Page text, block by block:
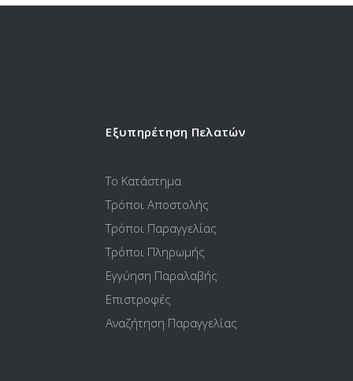
Εξυπηρέτηση Πελατών
Το Κατάστημα
Τρόποι Αποστολής
Τρόποι Παραγγελίας
Τρόποι Πληρωμής
Εγγύηση Παραλαβής
Επιστροφές
Αναζήτηση Παραγγελίας